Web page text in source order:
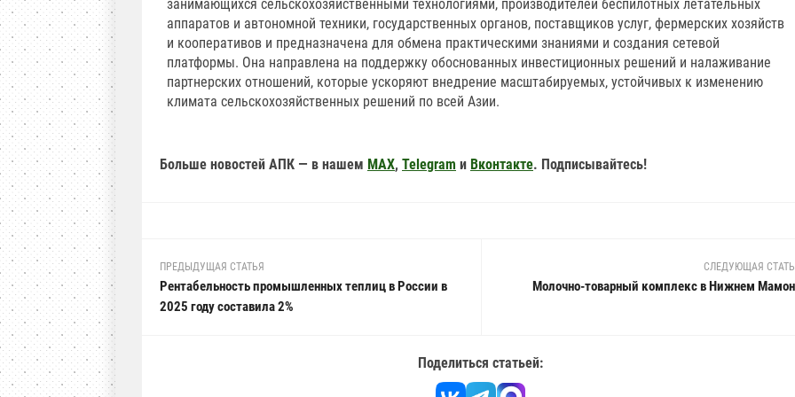
занимающихся сельскохозяйственными технологиями, производителей беспилотных летательных
аппаратов и автономной техники, государственных органов, поставщиков услуг, фермерских хозяйств
и кооперативов и предназначена для обмена практическими знаниями и создания сетевой
платформы. Она направлена на поддержку обоснованных инвестиционных решений и налаживание
партнерских отношений, которые ускоряют внедрение масштабируемых, устойчивых к изменению
климата сельскохозяйственных решений по всей Азии.
Больше новостей АПК — в нашем MAX, Telegram и Вконтакте. Подписывайтесь!
ПРЕДЫДУЩАЯ СТАТЬЯ
Рентабельность промышленных теплиц в России в
2025 году составила 2%
СЛЕДУЮЩАЯ
Молочно-товарный комплекс в Нижнем
Поделиться статьей: